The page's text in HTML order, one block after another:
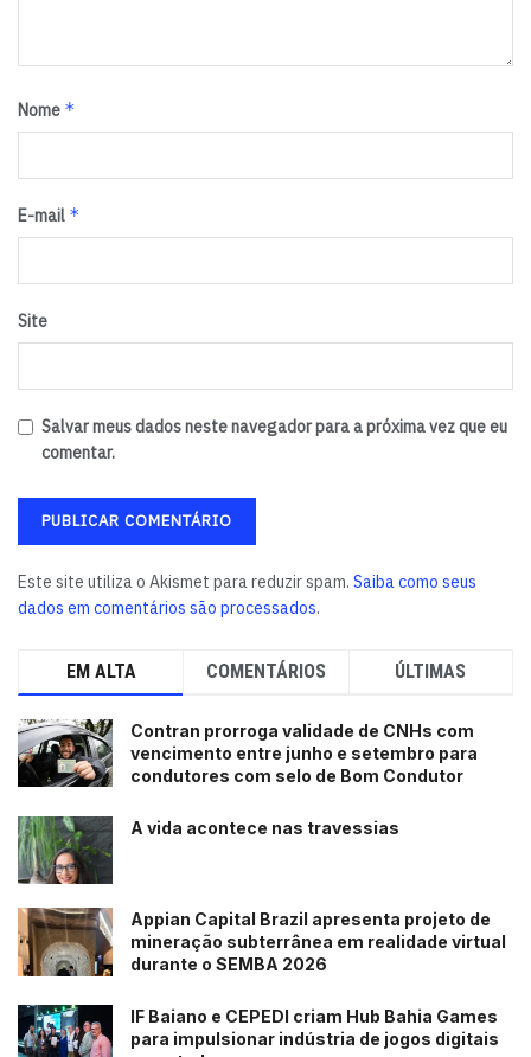
Nome *
E-mail *
Site
Salvar meus dados neste navegador para a próxima vez que eu
comentar.
Este site utiliza o Akismet para reduzir spam. Saiba como seus
dados em comentários são processados.
EM ALTA COMENTÁRIOS ÚLTIMAS
Contran prorroga validade de CNHs com
vencimento entre junho e setembro para
condutores com selo de Bom Condutor
A vida acontece nas travessias
Appian Capital Brazil apresenta projeto de
mineração subterrânea em realidade virtual
durante o SEMBA 2026
IF Baiano e CEPEDI criam Hub Bahia Games
para impulsionar indústria de jogos digitais